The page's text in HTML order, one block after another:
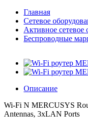
Главная
Сетевое
Активное сетевое
Беспроводные
Описание
Wi-Fi N MERCUSYS
Antennas, 3xLAN Ports